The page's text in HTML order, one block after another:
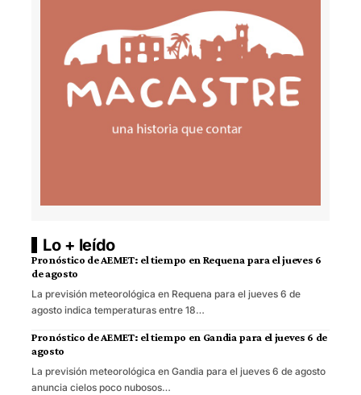
Lo + leído
Pronóstico de AEMET: el tiempo en Requena para el jueves 6
de agosto
La previsión meteorológica en Requena para el jueves 6 de
agosto indica temperaturas entre 18…
Pronóstico de AEMET: el tiempo en Gandia para el jueves 6 de
agosto
La previsión meteorológica en Gandia para el jueves 6 de agosto
anuncia cielos poco nubosos…